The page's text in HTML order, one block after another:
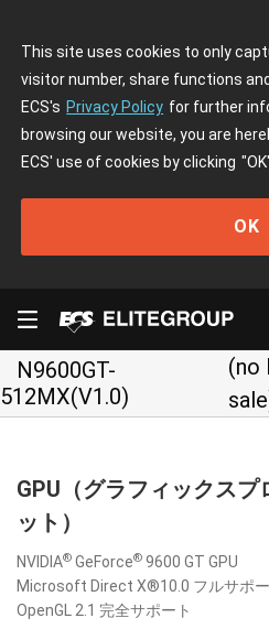
This site uses cookies to only
visitor number, share functions
ECS's Privacy Policy for further
browsing our website, you are
ECS' use of cookies by clicking
OK
N9600GT-
512MX(V1.0)
(no
GPU（グラフィックスプ
ット）
NVIDIA® GeForce® 9600 GT GPU
Microsoft Direct X®10.0 フルサポ
OpenGL 2.1 完全サポート